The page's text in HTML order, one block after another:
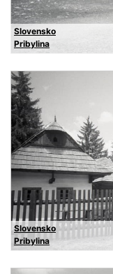
Slovensko
Pribylina
Slovensko
Pribylina